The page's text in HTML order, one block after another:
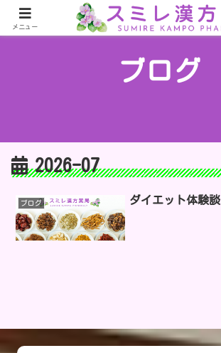
ブログ
2026-07
ブログ ダイエット体験談
メニュー